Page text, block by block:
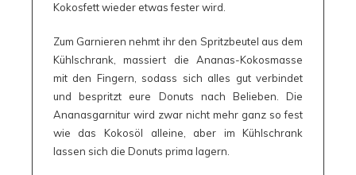
Kokosfett wieder etwas fester wird.
Zum Garnieren nehmt ihr den Spritzbeutel aus dem
Kühlschrank, massiert die Ananas-Kokosmasse
mit den Fingern, sodass sich alles gut verbindet
und bespritzt eure Donuts nach Belieben. Die
Ananasgarnitur wird zwar nicht mehr ganz so fest
wie das Kokosöl alleine, aber im Kühlschrank
lassen sich die Donuts prima lagern.